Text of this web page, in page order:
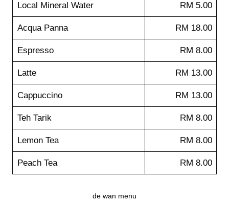
Local Mineral Water RM 5.00
Acqua Panna RM 18.00
Espresso RM 8.00
Latte RM 13.00
Cappuccino RM 13.00
Teh Tarik RM 8.00
Lemon Tea RM 8.00
Peach Tea RM 8.00
de wan menu